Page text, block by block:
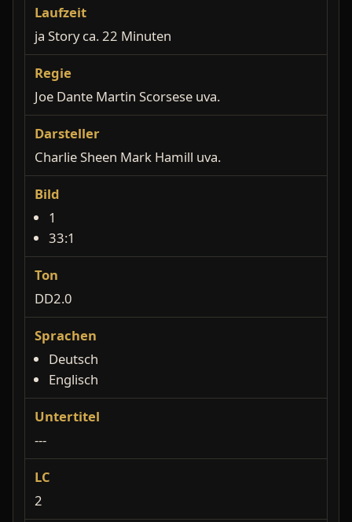
Laufzeit
ja Story ca. 22 Minuten
Regie
Joe Dante Martin Scorsese uva.
Darsteller
Charlie Sheen Mark Hamill uva.
Bild
1
33:1
Ton
DD2.0
Sprachen
Deutsch
Englisch
Untertitel
---
LC
2